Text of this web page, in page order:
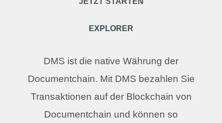
EXPLORER
DMS ist die native Währung der
Documentchain. Mit DMS bezahlen Sie
Transaktionen auf der Blockchain von
Documentchain und können so